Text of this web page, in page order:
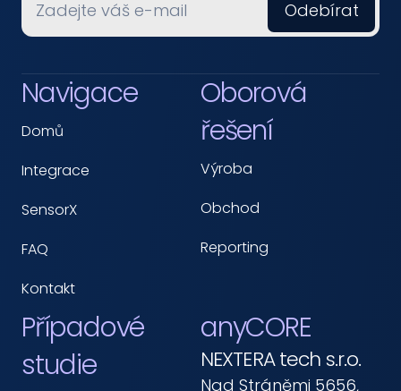
Navigace
Domů
Integrace
SensorX
FAQ
Kontakt
Oborová
řešení
Výroba
Obchod
Reporting
Případové
studie
anyCORE
NEXTERA tech s.r.o.
Nad Stráněmi 5656,